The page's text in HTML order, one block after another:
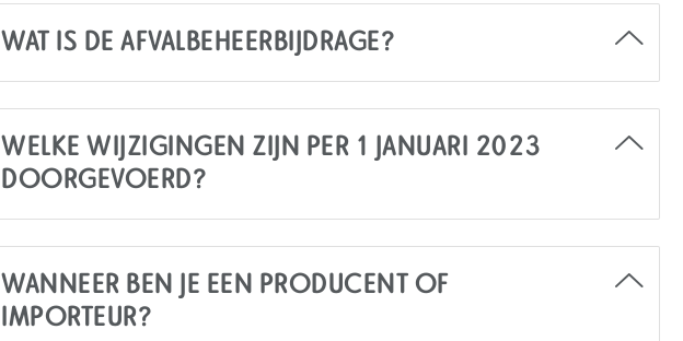
WAT IS DE AFVALBEHEERBIJDRAGE?
WELKE WIJZIGINGEN ZIJN PER 1 JANUARI 2023
DOORGEVOERD?
WANNEER BEN JE EEN PRODUCENT OF
IMPORTEUR?